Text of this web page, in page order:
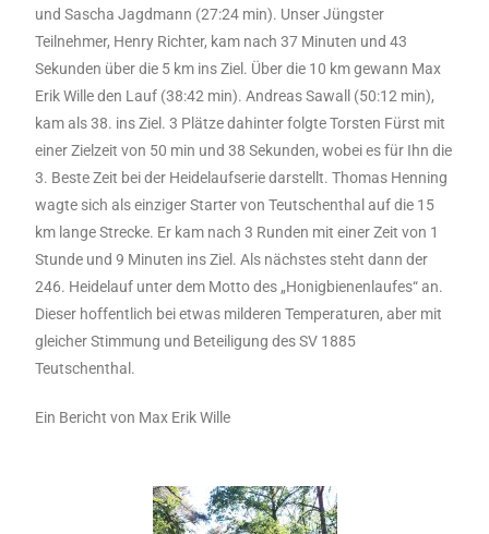
und Sascha Jagdmann (27:24 min). Unser Jüngster
Teilnehmer, Henry Richter, kam nach 37 Minuten und 43
Sekunden über die 5 km ins Ziel. Über die 10 km gewann Max
Erik Wille den Lauf (38:42 min). Andreas Sawall (50:12 min),
kam als 38. ins Ziel. 3 Plätze dahinter folgte Torsten Fürst mit
einer Zielzeit von 50 min und 38 Sekunden, wobei es für Ihn die
3. Beste Zeit bei der Heidelaufserie darstellt. Thomas Henning
wagte sich als einziger Starter von Teutschenthal auf die 15
km lange Strecke. Er kam nach 3 Runden mit einer Zeit von 1
Stunde und 9 Minuten ins Ziel. Als nächstes steht dann der
246. Heidelauf unter dem Motto des „Honigbienenlaufes“ an.
Dieser hoffentlich bei etwas milderen Temperaturen, aber mit
gleicher Stimmung und Beteiligung des SV 1885
Teutschenthal.
Ein Bericht von Max Erik Wille